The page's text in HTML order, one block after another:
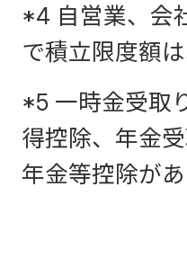
*4 自営業、会
で積立限度額は
*5 一時金受取
得控除、年金
年金等控除があ